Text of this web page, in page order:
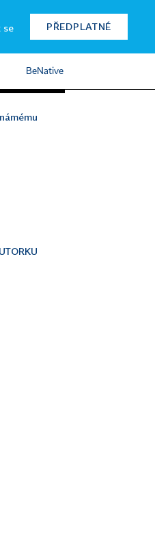
se PŘEDPLATNÉ
BeNative